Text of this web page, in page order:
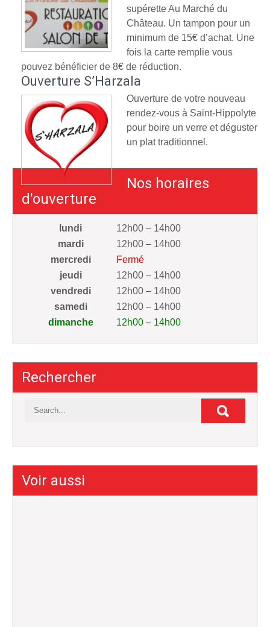
supérette Au Marché du
Château. Un tampon pour un
minimum de 15€ d’achat. Une
fois la carte remplie vous
pouvez bénéficier de 8€ de réduction.
Ouverture S’Harzala
Ouverture de votre nouveau
rendez-vous à Saint-Hippolyte
pour boire un verre et déguster
un plat traditionnel.
Nos horaires
d'ouverture
lundi
12h00 – 14h00
mardi
12h00 – 14h00
mercredi
Fermé
jeudi
12h00 – 14h00
vendredi
12h00 – 14h00
samedi
12h00 – 14h00
dimanche
12h00 – 14h00
Rechercher
Voir aussi